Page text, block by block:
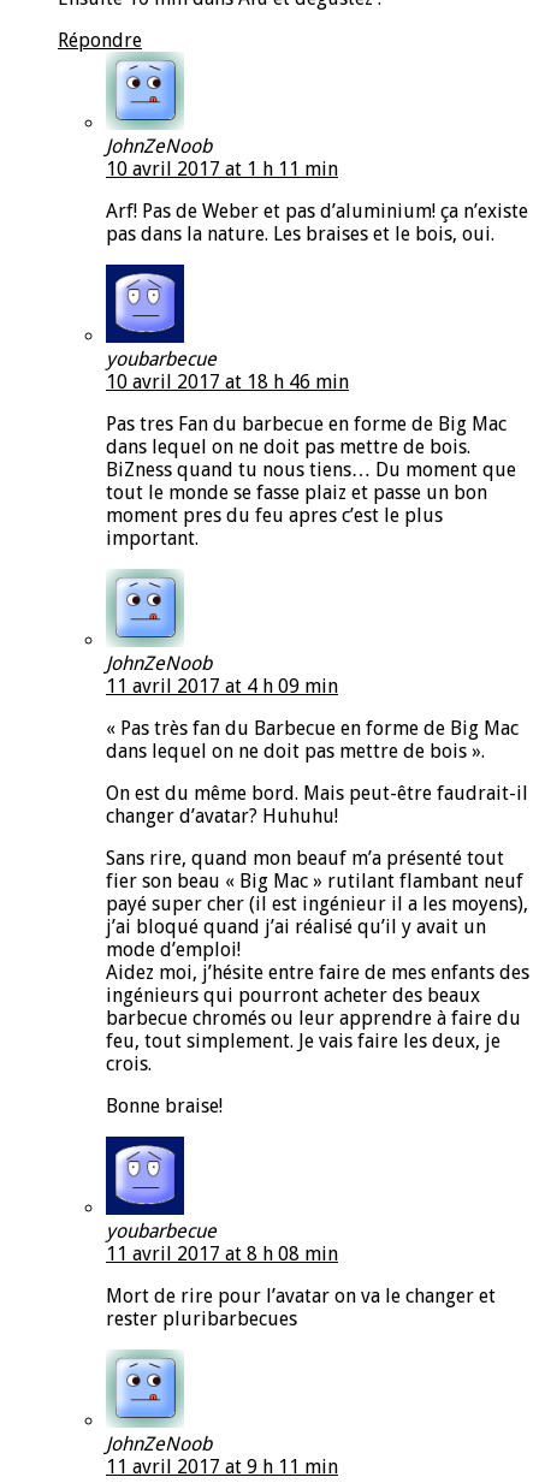
Répondre
JohnZeNoob
10 avril 2017 at 1 h 11 min
Arf! Pas de Weber et pas d’aluminium! ça n’existe
pas dans la nature. Les braises et le bois, oui.
youbarbecue
10 avril 2017 at 18 h 46 min
Pas tres Fan du barbecue en forme de Big Mac
dans lequel on ne doit pas mettre de bois.
BiZness quand tu nous tiens… Du moment que
tout le monde se fasse plaiz et passe un bon
moment pres du feu apres c’est le plus
important.
JohnZeNoob
11 avril 2017 at 4 h 09 min
« Pas très fan du Barbecue en forme de Big Mac
dans lequel on ne doit pas mettre de bois ».
On est du même bord. Mais peut-être faudrait-il
changer d’avatar? Huhuhu!
Sans rire, quand mon beauf m’a présenté tout
fier son beau « Big Mac » rutilant flambant neuf
payé super cher (il est ingénieur il a les moyens),
j’ai bloqué quand j’ai réalisé qu’il y avait un
mode d’emploi!
Aidez moi, j’hésite entre faire de mes enfants des
ingénieurs qui pourront acheter des beaux
barbecue chromés ou leur apprendre à faire du
feu, tout simplement. Je vais faire les deux, je
crois.
Bonne braise!
youbarbecue
11 avril 2017 at 8 h 08 min
Mort de rire pour l’avatar on va le changer et
rester pluribarbecues
JohnZeNoob
11 avril 2017 at 9 h 11 min